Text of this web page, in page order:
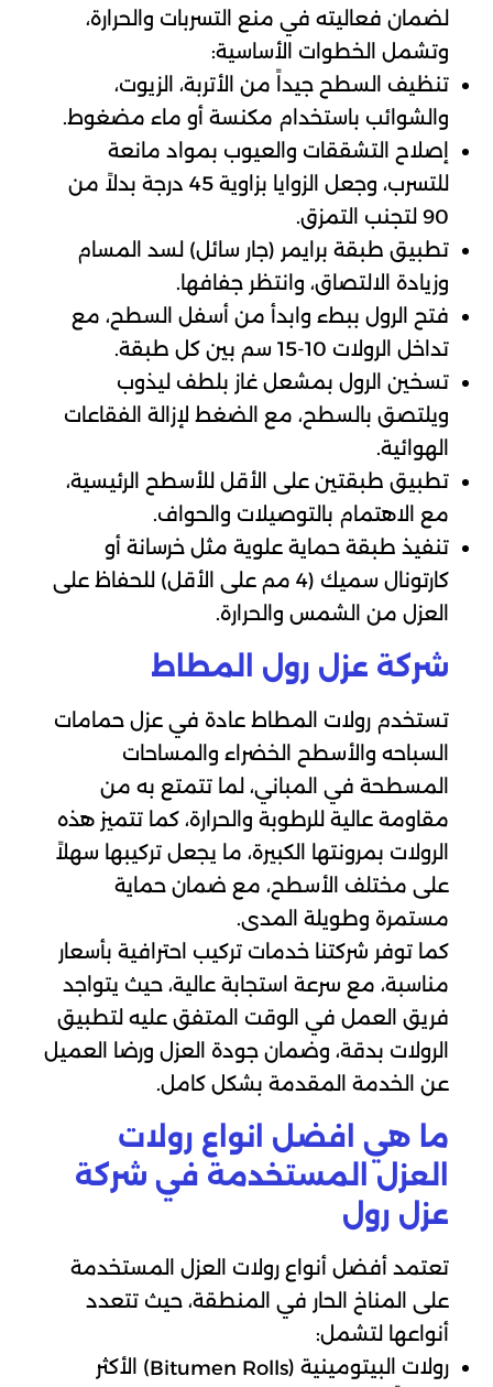
لضمان فعاليته في منع التسربات والحرارة،
وتشمل الخطوات الأساسية:​
​تنظيف السطح جيداً من الأتربة، الزيوت،
والشوائب باستخدام مكنسة أو ماء مضغوط.
إصلاح التشققات والعيوب بمواد مانعة
للتسرب، وجعل الزوايا بزاوية 45 درجة بدلاً من
90 لتجنب التمزق.
تطبيق طبقة برايمر (جار سائل) لسد المسام
وزيادة الالتصاق، وانتظر جفافها.
​فتح الرول ببطء وابدأ من أسفل السطح، مع
تداخل الرولات 10-15 سم بين كل طبقة.
تسخين الرول بمشعل غاز بلطف ليذوب
ويلتصق بالسطح، مع الضغط لإزالة الفقاعات
الهوائية.
تطبيق طبقتين على الأقل للأسطح الرئيسية،
مع الاهتمام بالتوصيلات والحواف.
تنفيذ طبقة حماية علوية مثل خرسانة أو
كارتونال سميك (4 مم على الأقل) للحفاظ على
العزل من الشمس والحرارة.
شركة عزل رول المطاط
تستخدم رولات المطاط عادة في عزل حمامات
السباحه والأسطح الخضراء والمساحات
المسطحة في المباني، لما تتمتع به من
مقاومة عالية للرطوبة والحرارة، كما تتميز هذه
الرولات بمرونتها الكبيرة، ما يجعل تركيبها سهلاً
على مختلف الأسطح، مع ضمان حماية
مستمرة وطويلة المدى.
كما توفر شركتنا خدمات تركيب احترافية بأسعار
مناسبة، مع سرعة استجابة عالية، حيث يتواجد
فريق العمل في الوقت المتفق عليه لتطبيق
الرولات بدقة، وضمان جودة العزل ورضا العميل
عن الخدمة المقدمة بشكل كامل.
ما هي افضل انواع رولات
العزل المستخدمة في شركة
عزل رول
تعتمد أفضل أنواع رولات العزل المستخدمة
على المناخ الحار في المنطقة، حيث تتعدد
أنواعها لتشمل:
رولات البيتومينية (Bitumen Rolls) الأكثر